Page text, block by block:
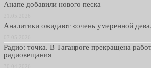
Анапе добавили нового песка
Аналитики ожидают «очень умеренной
Радио: точка. В Таганроге прекращена
радиовещания